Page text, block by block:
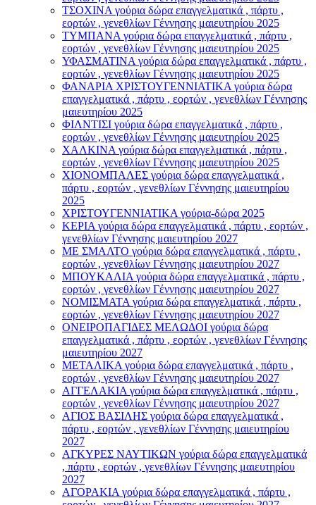
ΤΣΟΧΙΝΑ γούρια δώρα επαγγελματικά , πάρτυ ,
εορτών , γενεθλίων Γέννησης μαιευτηρίου 2025
ΤΥΜΠΑΝΑ γούρια δώρα επαγγελματικά , πάρτυ ,
εορτών , γενεθλίων Γέννησης μαιευτηρίου 2025
ΥΦΑΣΜΑΤΙΝΑ γούρια δώρα επαγγελματικά , πάρτυ ,
εορτών , γενεθλίων Γέννησης μαιευτηρίου 2025
ΦΑΝΑΡΙΑ ΧΡΙΣΤΟΥΓΕΝΝΙΑΤΙΚΑ γούρια δώρα
επαγγελματικά , πάρτυ , εορτών , γενεθλίων Γέννησης
μαιευτηρίου 2025
ΦΙΛΝΤΙΣΙ γούρια δώρα επαγγελματικά , πάρτυ ,
εορτών , γενεθλίων Γέννησης μαιευτηρίου 2025
ΧΑΛΚΙΝΑ γούρια δώρα επαγγελματικά , πάρτυ ,
εορτών , γενεθλίων Γέννησης μαιευτηρίου 2025
ΧΙΟΝΟΜΠΑΛΕΣ γούρια δώρα επαγγελματικά ,
πάρτυ , εορτών , γενεθλίων Γέννησης μαιευτηρίου
2025
ΧΡΙΣΤΟΥΓΕΝΝΙΑΤΙΚΑ γούρια-δώρα 2025
ΚΕΡΙΑ γούρια δώρα επαγγελματικά , πάρτυ , εορτών ,
γενεθλίων Γέννησης μαιευτηρίου 2027
ΜΕ ΣΜΑΛΤΟ γούρια δώρα επαγγελματικά , πάρτυ ,
εορτών , γενεθλίων Γέννησης μαιευτηρίου 2027
ΜΠΟΥΚΑΛΙΑ γούρια δώρα επαγγελματικά , πάρτυ ,
εορτών , γενεθλίων Γέννησης μαιευτηρίου 2027
ΝΟΜΙΣΜΑΤΑ γούρια δώρα επαγγελματικά , πάρτυ ,
εορτών , γενεθλίων Γέννησης μαιευτηρίου 2027
ΟΝΕΙΡΟΠΑΓΙΔΕΣ ΜΕΛΩΔΟΙ γούρια δώρα
επαγγελματικά , πάρτυ , εορτών , γενεθλίων Γέννησης
μαιευτηρίου 2027
ΜΕΤΑΛΙΚΑ γούρια δώρα επαγγελματικά , πάρτυ ,
εορτών , γενεθλίων Γέννησης μαιευτηρίου 2027
ΑΓΓΕΛΑΚΙΑ γούρια δώρα επαγγελματικά , πάρτυ ,
εορτών , γενεθλίων Γέννησης μαιευτηρίου 2027
ΑΓΙΟΣ ΒΑΣΙΛΗΣ γούρια δώρα επαγγελματικά ,
πάρτυ , εορτών , γενεθλίων Γέννησης μαιευτηρίου
2027
ΑΓΚΥΡΕΣ ΝΑΥΤΙΚΩΝ γούρια δώρα επαγγελματικά
, πάρτυ , εορτών , γενεθλίων Γέννησης μαιευτηρίου
2027
ΑΓΟΡΑΚΙΑ γούρια δώρα επαγγελματικά , πάρτυ ,